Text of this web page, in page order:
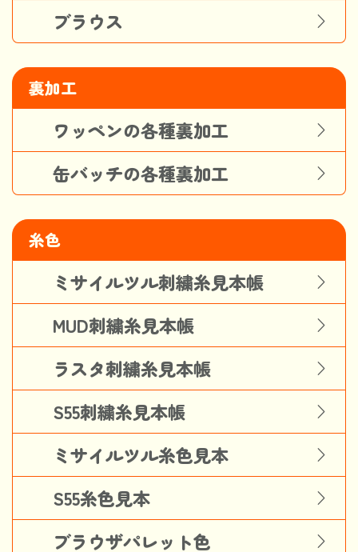
ブラウス
裏加工
ワッペンの各種裏加工
缶バッチの各種裏加工
糸色
ミサイルツル刺繍糸見本帳
MUD刺繍糸見本帳
ラスタ刺繍糸見本帳
S55刺繍糸見本帳
ミサイルツル糸色見本
S55糸色見本
ブラウザパレット色